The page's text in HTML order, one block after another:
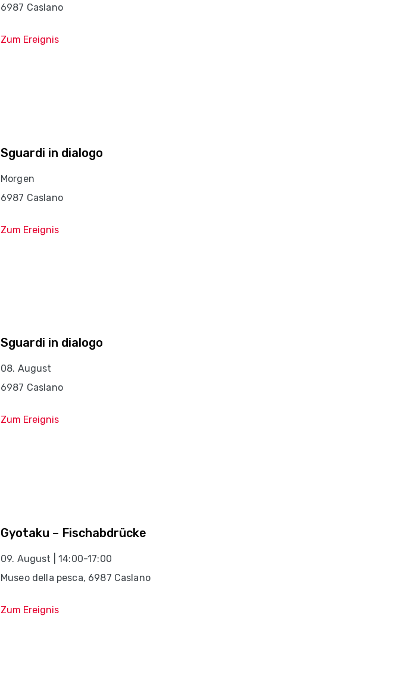
6987 Caslano
Zum Ereignis
Sguardi in dialogo
Morgen
6987 Caslano
Zum Ereignis
Sguardi in dialogo
08. August
6987 Caslano
Zum Ereignis
Gyotaku – Fischabdrücke
09. August | 14:00-17:00
Museo della pesca, 6987 Caslano
Zum Ereignis